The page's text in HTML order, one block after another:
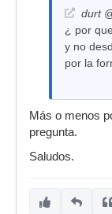
durt
¿ por
y no
por la
Más o menos
pregunta.
Saludos.